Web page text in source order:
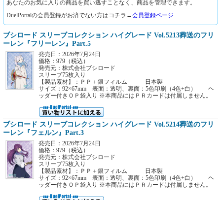
あなたのお気に入りの商品を買い逃すことなく、商品を管理できます。
DuelPortalの会員登録がお済でない方はコチラ→会員登録ページ
ブシロード スリーブコレクション ハイグレード Vol.5213葬送のフリ
ーレン『フリーレン』Part.5
発売日：2026年7月24日
価格：979（税込）
発売元：株式会社ブシロード
スリーブ75枚入り
【製品素材】：ＰＰ＋銀フィルム 日本製
サイズ：92×67mm 表面：透明、裏面：5色印刷（4色+白） ヘ
ッダー付きＯＰ袋入り ※本商品にはＰＲカードは付属しません。
ブシロード スリーブコレクション ハイグレード Vol.5214葬送のフリ
ーレン『フェルン』Part.3
発売日：2026年7月24日
価格：979（税込）
発売元：株式会社ブシロード
スリーブ75枚入り
【製品素材】：ＰＰ＋銀フィルム 日本製
サイズ：92×67mm 表面：透明、裏面：5色印刷（4色+白） ヘ
ッダー付きＯＰ袋入り ※本商品にはＰＲカードは付属しません。